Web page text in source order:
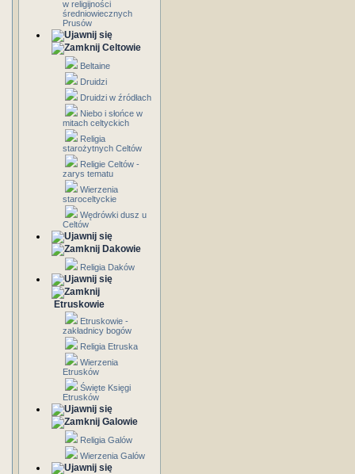
w religijności
średniowiecznych
Prusów
Celtowie
Beltaine
Druidzi
Druidzi w źródłach
Niebo i słońce w
mitach celtyckich
Religia
starożytnych Celtów
Religie Celtów -
zarys tematu
Wierzenia
staroceltyckie
Wędrówki dusz u
Celtów
Dakowie
Religia Daków
Etruskowie
Etruskowie -
zakładnicy bogów
Religia Etruska
Wierzenia
Etrusków
Święte Księgi
Etrusków
Galowie
Religia Galów
Wierzenia Galów